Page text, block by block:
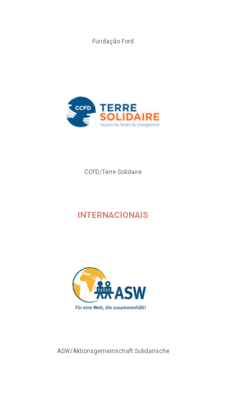
Fundação Ford
CCFD/Terre Solidaire
INTERNACIONAIS
ASW/Aktionsgemeinschaft Solidarische